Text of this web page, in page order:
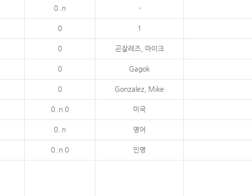
0..n -
0 1
0 곤잘레즈, 마이크
0 Gagok
0 Gonzalez, Mike
0..n 0 미국
0..n 영어
0..n 0 인명